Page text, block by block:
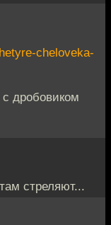
cheloveka-
с дробовиком
стреляют...